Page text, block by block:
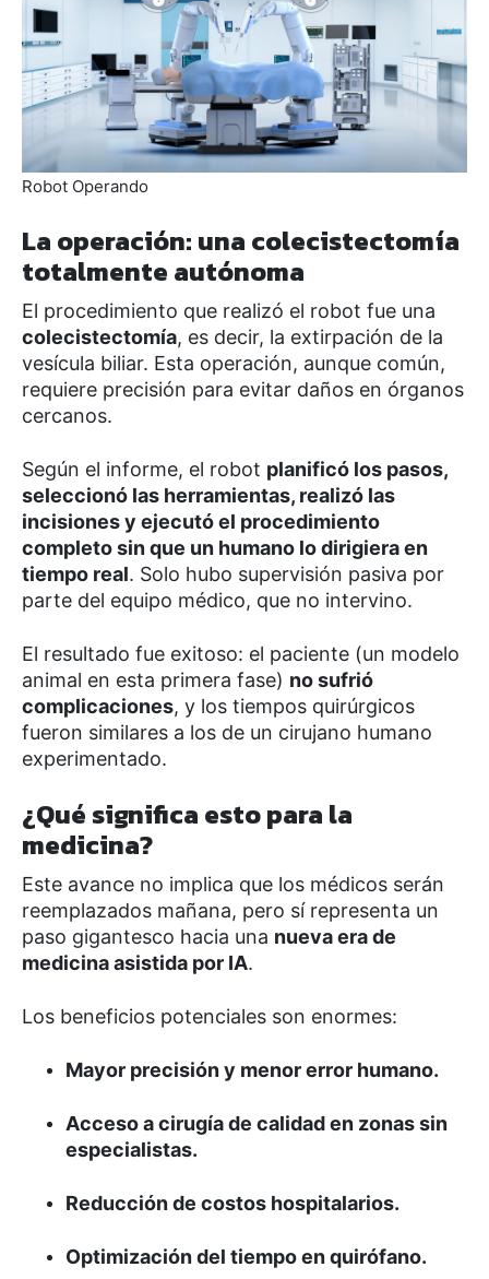
Robot Operando
La operación: una colecistectomía
totalmente autónoma
El procedimiento que realizó el robot fue una
colecistectomía, es decir, la extirpación de la
vesícula biliar. Esta operación, aunque común,
requiere precisión para evitar daños en órganos
cercanos.
Según el informe, el robot planificó los pasos,
seleccionó las herramientas, realizó las
incisiones y ejecutó el procedimiento
completo sin que un humano lo dirigiera en
tiempo real. Solo hubo supervisión pasiva por
parte del equipo médico, que no intervino.
El resultado fue exitoso: el paciente (un modelo
animal en esta primera fase) no sufrió
complicaciones, y los tiempos quirúrgicos
fueron similares a los de un cirujano humano
experimentado.
¿Qué significa esto para la
medicina?
Este avance no implica que los médicos serán
reemplazados mañana, pero sí representa un
paso gigantesco hacia una nueva era de
medicina asistida por IA.
Los beneficios potenciales son enormes:
Mayor precisión y menor error humano.
Acceso a cirugía de calidad en zonas sin
especialistas.
Reducción de costos hospitalarios.
Optimización del tiempo en quirófano.